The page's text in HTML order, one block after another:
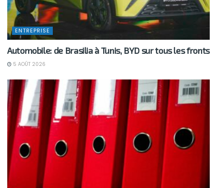
ENTREPRISE
Automobile: de Brasilia à Tunis, BYD sur tous les fronts
5 AOÛT 2026